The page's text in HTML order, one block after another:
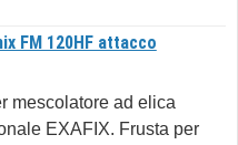
FM 120HF attacco
mescolatore ad elica
EXAFIX. Frusta per